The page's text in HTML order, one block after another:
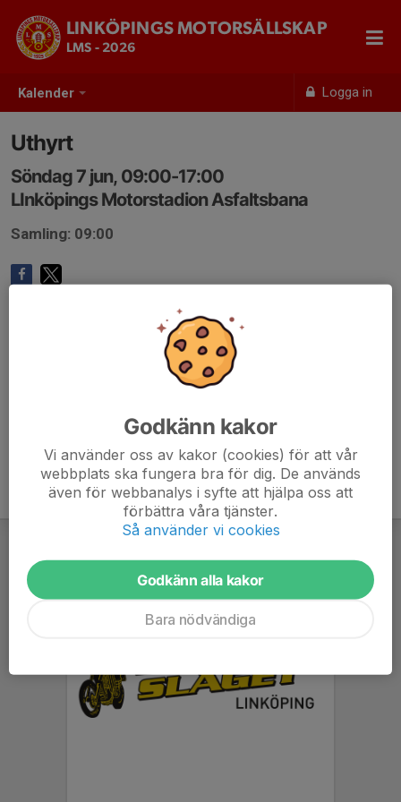
Kalender Logga in
LINKÖPINGS MOTORSÄLLSKAP
LMS - 2026
Uthyrt
Söndag 7 jun, 09:00-17:00
LInköpings Motorstadion Asfaltsbana
Samling: 09:00
Godkänn kakor
Vi använder oss av kakor (cookies) för att vår
webbplats ska fungera bra för dig. De används
även för webbanalys i syfte att hjälpa oss att
förbättra våra tjänster.
Så använder vi cookies
Godkänn alla kakor
Bara nödvändiga